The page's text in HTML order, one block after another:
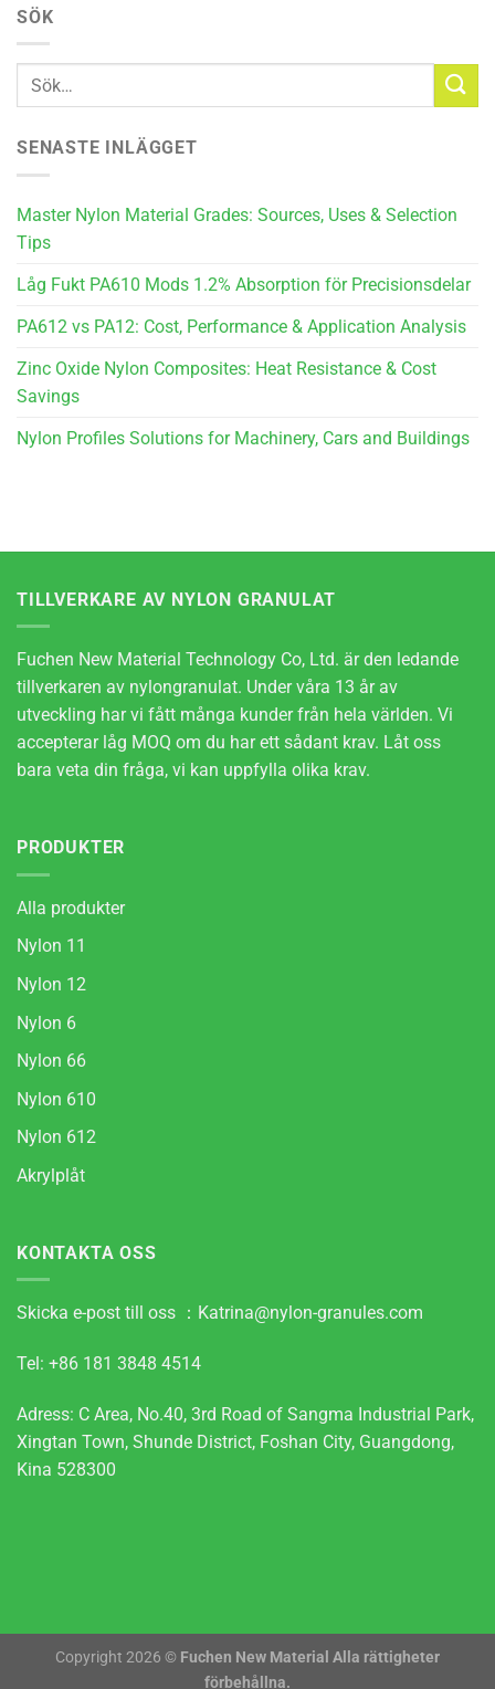
SÖK
SENASTE INLÄGGET
Master Nylon Material Grades: Sources, Uses & Selection
Tips
Låg Fukt PA610 Mods 1.2% Absorption för Precisionsdelar
PA612 vs PA12: Cost, Performance & Application Analysis
Zinc Oxide Nylon Composites: Heat Resistance & Cost
Savings
Nylon Profiles Solutions for Machinery, Cars and Buildings
TILLVERKARE AV NYLON GRANULAT
Fuchen New Material Technology Co, Ltd. är den ledande
tillverkaren av nylongranulat. Under våra 13 år av
utveckling har vi fått många kunder från hela världen. Vi
accepterar låg MOQ om du har ett sådant krav. Låt oss
bara veta din fråga, vi kan uppfylla olika krav.
PRODUKTER
Alla produkter
Nylon 11
Nylon 12
Nylon 6
Nylon 66
Nylon 610
Nylon 612
Akrylplåt
KONTAKTA OSS
Skicka e-post till oss ： Katrina@nylon-granules.com
Tel: +86 181 3848 4514
Adress: C Area, No.40, 3rd Road of Sangma Industrial Park,
Xingtan Town, Shunde District, Foshan City, Guangdong,
Kina 528300
Copyright 2026 © Fuchen New Material Alla rättigheter
förbehållna.